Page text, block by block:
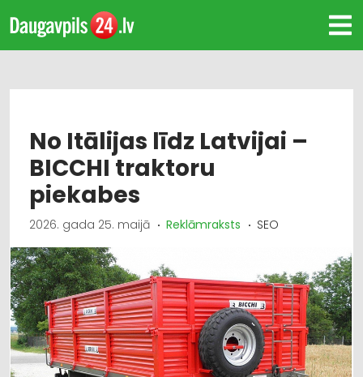
No Itālijas līdz Latvijai –
BICCHI traktoru
piekabes
2026. gada 25. maijā Reklāmraksts SEO